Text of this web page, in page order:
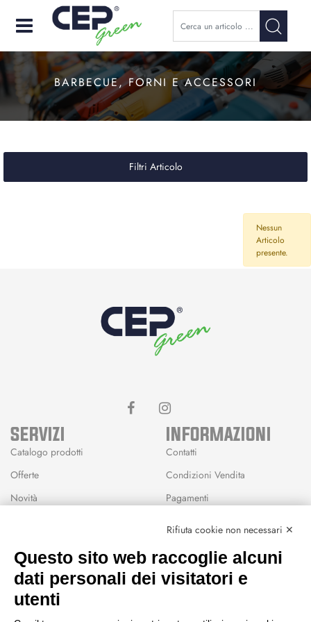
Open
BARBECUE, FORNI E ACCESSORI
Filtri Articolo
Nessun
Articolo
presente.
SERVIZI
Catalogo prodotti
Offerte
Novità
Wishlist
INFORMAZIONI
Contatti
Condizioni Vendita
Pagamenti
CEP GREEN
Rifiuta cookie non necessari ✕
Questo sito web raccoglie alcuni
dati personali dei visitatori e
utenti